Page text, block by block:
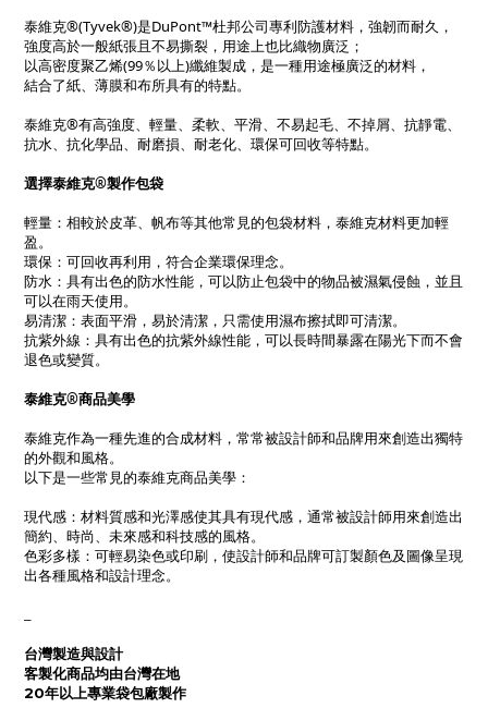
泰維克®(Tyvek®)是DuPont™杜邦公司專利防護材料，強韌而耐久，
強度高於一般紙張且不易撕裂，用途上也比織物廣泛；
以高密度聚乙烯(99％以上)纖維製成，是一種用途極廣泛的材料，
結合了紙、薄膜和布所具有的特點。
泰維克®有高強度、輕量、柔軟、平滑、不易起毛、不掉屑、抗靜電、
抗水、抗化學品、耐磨損、耐老化、環保可回收等特點。
選擇泰維克®製作包袋
輕量：相較於皮革、帆布等其他常見的包袋材料，泰維克材料更加輕
盈。
環保：可回收再利用，符合企業環保理念。
防水：具有出色的防水性能，可以防止包袋中的物品被濕氣侵蝕，並且
可以在雨天使用。
易清潔：表面平滑，易於清潔，只需使用濕布擦拭即可清潔。
抗紫外線：具有出色的抗紫外線性能，可以長時間暴露在陽光下而不會
退色或變質。
泰維克®商品美學
泰維克作為一種先進的合成材料，常常被設計師和品牌用來創造出獨特
的外觀和風格。
以下是一些常見的泰維克商品美學：
現代感：材料質感和光澤感使其具有現代感，通常被設計師用來創造出
簡約、時尚、未來感和科技感的風格。
色彩多樣：可輕易染色或印刷，使設計師和品牌可訂製顏色及圖像呈現
出各種風格和設計理念。
台灣製造與設計
客製化商品均由台灣在地
20年以上專業袋包廠製作